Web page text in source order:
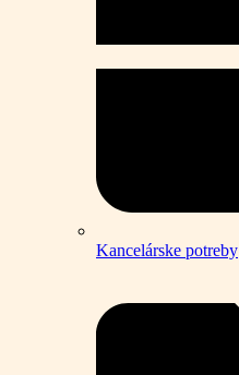
Kancelárske potreby